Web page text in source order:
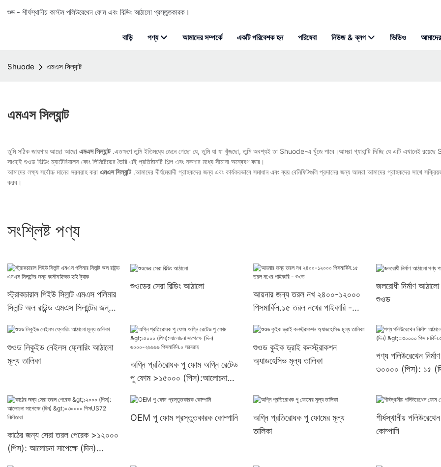
শুড - শীর্ষস্থানীয় কাস্টম পলিউরেথেন ফোম এবং বিল্ডিং আঠালো প্রস্তুতকারক।
বাড়ি পণ্য আমাদের সম্পর্কে একটি পরিবেশক হন পরিষেবা নিউজ & ব্লগ ভিডিও
Shuode এমএস সিল্যান্ট
এমএস সিল্যান্ট
তুমি সঠিক জায়গায় আছো আছো এমএস সিল্যান্ট.এতক্ষণে তুমি ইতিমধ্যে জেনে গেছো যে, তুমি যা যা খুঁজছো, তুমি অবশ্যই তা Shuode-এ খুঁজে পাবে।আমরা গ্যারান্টি দিচ্ছি যে এটি এখানেই
সাংহাই শুওড বিল্ডিং ম্যাটেরিয়ালস কোং লিমিটেডের তৈরি এই প্রতিষ্ঠানটি শিল্প এবং নকশার মধ্যে সীমানা অন্বেষণ করে।
আমাদের লক্ষ্য সর্বোচ্চ মানের সরবরাহ করা এমএস সিল্যান্ট.আমাদের দীর্ঘমেয়াদী গ্রাহকদের জন্য এবং কার্যকরভাবে সমাধান এবং ব্যয় বেনিফিটগুলি প্রদানের জন্য আমরা আমাদের গ্রাহকদের সাথে
করব।
সংশ্লিষ্ট পণ্য
স্ট্রাকচারাল পিইউ সিলান্ট এমএস পলিমার
সিলান্ট অল রাউন্ড এমএস সিলান্টের জন্য
শুওডের সেরা বিল্ডিং আঠালো
আয়নার জন্য তরল নখ ২৪০০-১২০০০
পিসমার্কিন.১৫ তরল নখের পাইকারি -
জলরোধী নির্মাণ
শুওড
শুওড লিকুইড নেইলস ফ্লোরিং আঠালো
মূল্য তালিকা
অগ্নি প্রতিরোধক পু ফোম অগ্নি রেটেড
পু ফোম >১৫০০০ (পিস):আলোচনা
পিসমার্কিন.০ সরবরাহ
শুওড কুইক ড্রাই কনস্ট্রাকশন
অ্যাডহেসিভ মূল্য তালিকা
পণ্য পলিউরেথেন
৩০০০০ (পিস): ১৫
কাঠের জন্য সেরা তরল পেরেক >১২০০০
(পিস): আলোচনা সাপেক্ষে (দিন)
OEM পু ফোম প্রস্তুতকারক কোম্পানি
অগ্নি প্রতিরোধক পু ফোমের মূল্য
তালিকা
শীর্ষস্থানীয়
কোম্পানি